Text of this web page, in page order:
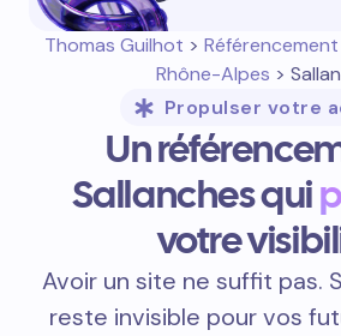
Thomas Guilhot > Référencement
Rhône-Alpes >
Propulser votre
Un
Sallanches qui
votre
Avoir un site ne suffit pas.
reste invisible pour vos